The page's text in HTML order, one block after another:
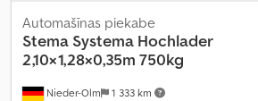
Nieder-Olm 1 333 km
Automašīnas piekabe
Stema Systema Hochlader
2,10×1,28×0,35m 750kg